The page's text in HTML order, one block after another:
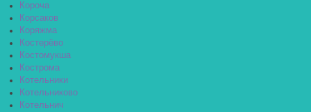
Короча
Корсаков
Коряжма
Костерёво
Костомукша
Кострома
Котельники
Котельниково
Котельнич